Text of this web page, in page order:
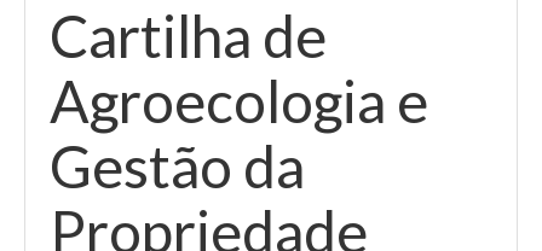
Cartilha de
Agroecologia e
Gestão da
Propriedade